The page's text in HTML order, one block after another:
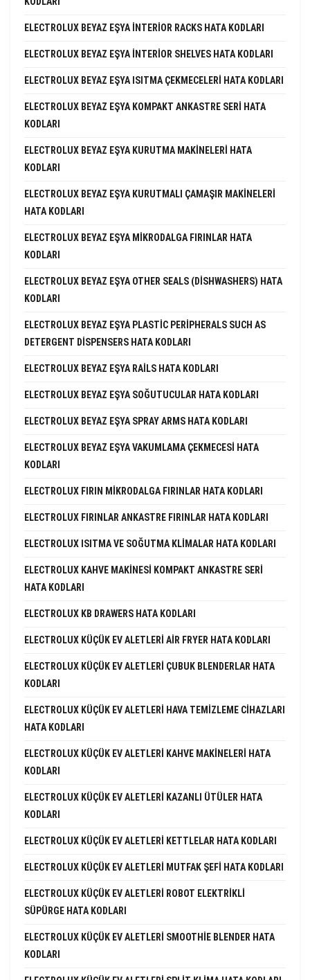
ELECTROLUX BEYAZ EŞYA INTERIOR RACKS HATA KODLARI
ELECTROLUX BEYAZ EŞYA INTERIOR SHELVES HATA KODLARI
ELECTROLUX BEYAZ EŞYA ISITMA ÇEKMECELERI HATA KODLARI
ELECTROLUX BEYAZ EŞYA KOMPAKT ANKASTRE SERI HATA
KODLARI
ELECTROLUX BEYAZ EŞYA KURUTMA MAKINELERI HATA
KODLARI
ELECTROLUX BEYAZ EŞYA KURUTMALI ÇAMAŞIR MAKINELERI
HATA KODLARI
ELECTROLUX BEYAZ EŞYA MIKRODALGA FIRINLAR HATA
KODLARI
ELECTROLUX BEYAZ EŞYA OTHER SEALS (DISHWASHERS) HATA
KODLARI
ELECTROLUX BEYAZ EŞYA PLASTIC PERIPHERALS SUCH AS
DETERGENT DISPENSERS HATA KODLARI
ELECTROLUX BEYAZ EŞYA RAILS HATA KODLARI
ELECTROLUX BEYAZ EŞYA SOĞUTUCULAR HATA KODLARI
ELECTROLUX BEYAZ EŞYA SPRAY ARMS HATA KODLARI
ELECTROLUX BEYAZ EŞYA VAKUMLAMA ÇEKMECESI HATA
KODLARI
ELECTROLUX FIRIN MIKRODALGA FIRINLAR HATA KODLARI
ELECTROLUX FIRINLAR ANKASTRE FIRINLAR HATA KODLARI
ELECTROLUX ISITMA VE SOĞUTMA KLIMALAR HATA KODLARI
ELECTROLUX KAHVE MAKINESI KOMPAKT ANKASTRE SERI
HATA KODLARI
ELECTROLUX KB DRAWERS HATA KODLARI
ELECTROLUX KÜÇÜK EV ALETLERI AIR FRYER HATA KODLARI
ELECTROLUX KÜÇÜK EV ALETLERI ÇUBUK BLENDERLAR HATA
KODLARI
ELECTROLUX KÜÇÜK EV ALETLERI HAVA TEMIZLEME CIHAZLARI
HATA KODLARI
ELECTROLUX KÜÇÜK EV ALETLERI KAHVE MAKINELERI HATA
KODLARI
ELECTROLUX KÜÇÜK EV ALETLERI KAZANLI ÜTÜLER HATA
KODLARI
ELECTROLUX KÜÇÜK EV ALETLERI KETTLELAR HATA KODLARI
ELECTROLUX KÜÇÜK EV ALETLERI MUTFAK ŞEFI HATA KODLARI
ELECTROLUX KÜÇÜK EV ALETLERI ROBOT ELEKTRIKLI
SÜPÜRGE HATA KODLARI
ELECTROLUX KÜÇÜK EV ALETLERI SMOOTHIE BLENDER HATA
KODLARI